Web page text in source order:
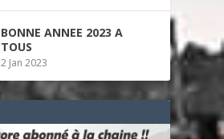
BONNE ANNEE 2023 A
TOUS
2 Jan 2023